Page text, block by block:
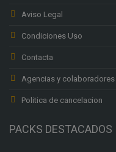
Aviso Legal
Condiciones Uso
Contacta
Agencias y colaboradores
Politica de cancelacion
PACKS DESTACADOS